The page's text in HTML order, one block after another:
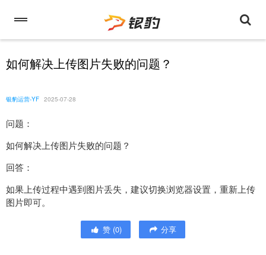
如何解决上传图片失败的问题？
银豹运营-YF 2025-07-28
问题：
如何解决上传图片失败的问题？
回答：
如果上传过程中遇到图片丢失，建议切换浏览器设置，重新上传
图片即可。
赞 (0) 分享